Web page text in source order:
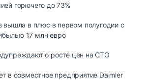
горючего до 73%
вышла в плюс в первом полугодии с
17 млн евро
о росте цен на СТО
в совместное предприятие Daimler